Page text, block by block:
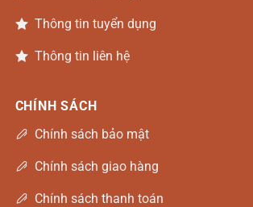
Thông tin tuyển dụng
Thông tin liên hệ
CHÍNH SÁCH
Chính sách bảo mật
Chính sách giao hàng
Chính sách thanh toán